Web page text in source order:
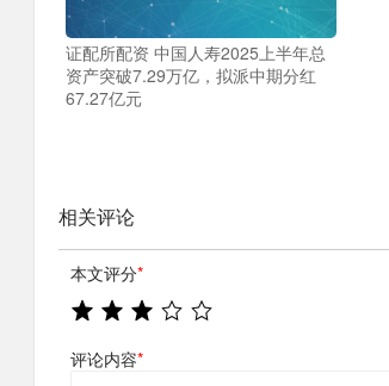
证配所配资 中国人寿2025上半年总
资产突破7.29万亿，拟派中期分红
67.27亿元
相关评论
本文评分*
评论内容*